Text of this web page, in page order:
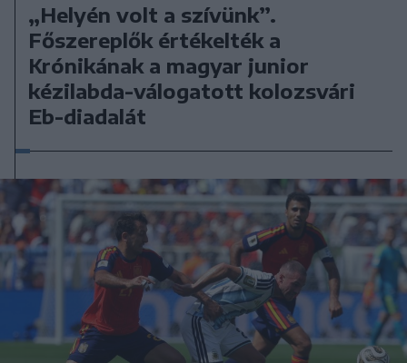
„Helyén volt a szívünk”.
Főszereplők értékelték a
Krónikának a magyar junior
kézilabda-válogatott kolozsvári
Eb-diadalát